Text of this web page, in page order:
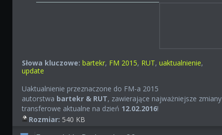
Słowa kluczowe: bartekr, FM 2015, RUT,uaktualnienie,
update
Uaktualnienie przeznaczone do FM-a 2015
autorstwa bartekr & RUT, zawierające najważniejsze zmiany
transferowe aktualne na dzień 12.02.2016!
Rozmiar: 540 KB